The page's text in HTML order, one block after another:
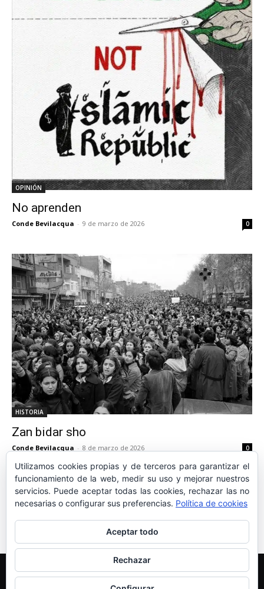
OPINIÓN
No aprenden
Conde Bevilacqua - 9 de marzo de 2026 0
HISTORIA
Zan bidar sho
Conde Bevilacqua - 8 de marzo de 2026 0
2 3 4
Más información sobre las cookies
Utilizamos cookies propias y de terceros para garantizar el
funcionamiento de la web, medir su uso y mejorar nuestros
servicios. Puede aceptar todas las cookies, rechazar las no
necesarias o configurar sus preferencias. Política de cookies
Aceptar todo
Rechazar